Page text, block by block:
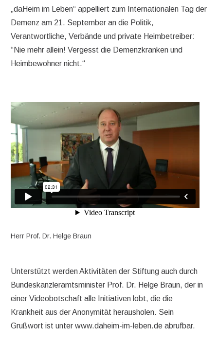
„daHeim im Leben“ appelliert zum Internationalen Tag der
Demenz am 21. September an die Politik,
Verantwortliche, Verbände und private Heimbetreiber:
“Nie mehr allein! Vergesst die Demenzkranken und
Heimbewohner nicht.“
Herr Prof. Dr. Helge Braun
Unterstützt werden Aktivitäten der Stiftung auch durch
Bundeskanzleramtsminister Prof. Dr. Helge Braun, der in
einer Videobotschaft alle Initiativen lobt, die die
Krankheit aus der Anonymität herausholen. Sein
Grußwort ist unter www.daheim-im-leben.de abrufbar.